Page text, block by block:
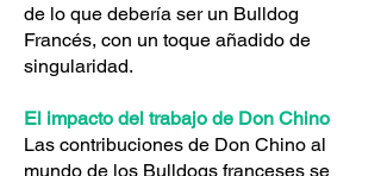
de lo que debería ser un Bulldog
Francés, con un toque añadido de
singularidad.
El impacto del trabajo de Don Chino
Las contribuciones de Don Chino al
mundo de los Bulldogs franceses se